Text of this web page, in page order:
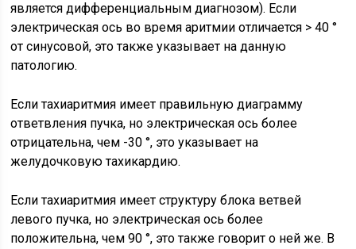
является дифференциальным диагнозом). Если
электрическая ось во время аритмии отличается > 40 °
от синусовой, это также указывает на данную
патологию.
Если тахиаритмия имеет правильную диаграмму
ответвления пучка, но электрическая ось более
отрицательна, чем -30 °, это указывает на
желудочковую тахикардию.
Если тахиаритмия имеет структуру блока ветвей
левого пучка, но электрическая ось более
положительна, чем 90 °, это также говорит о ней же. В